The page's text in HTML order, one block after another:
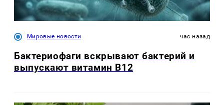
Мировые новости час назад
Бактериофаги вскрывают бактерий и
выпускают витамин B12